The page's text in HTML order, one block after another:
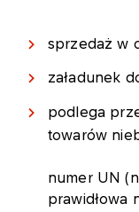
sprzedaż w
załadunek
podlega
towarów
numer UN
prawidłowa